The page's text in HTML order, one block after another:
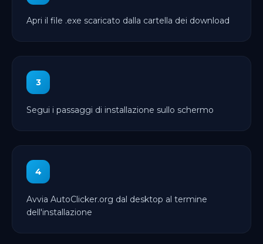
Apri il file .exe scaricato dalla cartella dei download
3
Segui i passaggi di installazione sullo schermo
4
Avvia AutoClicker.org dal desktop al termine
dell'installazione